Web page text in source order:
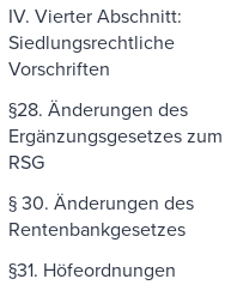
IV. Vierter Abschnitt:
Siedlungsrechtliche
Vorschriften
§28. Änderungen des
Ergänzungsgesetzes zum
RSG
§ 30. Änderungen des
Rentenbankgesetzes
§31. Höfeordnungen